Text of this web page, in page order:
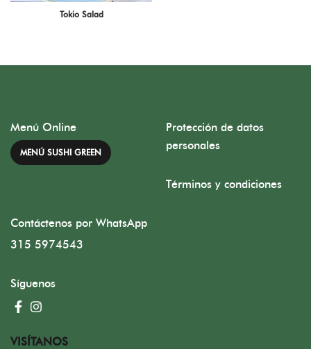
Tokio Salad
Menú Online
MENÚ SUSHI GREEN
Protección de datos
personales
Términos y condiciones
Contáctenos por WhatsApp
315 5974543
Síguenos
VISÍTANOS